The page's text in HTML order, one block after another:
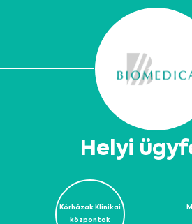
Helyi
Kórházak Klinikai
központok